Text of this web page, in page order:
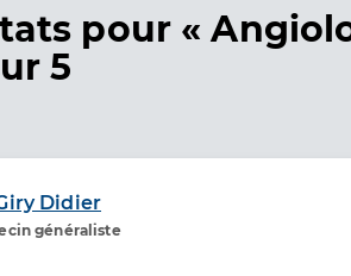
dans
pour «
5
Didier
généraliste de santé